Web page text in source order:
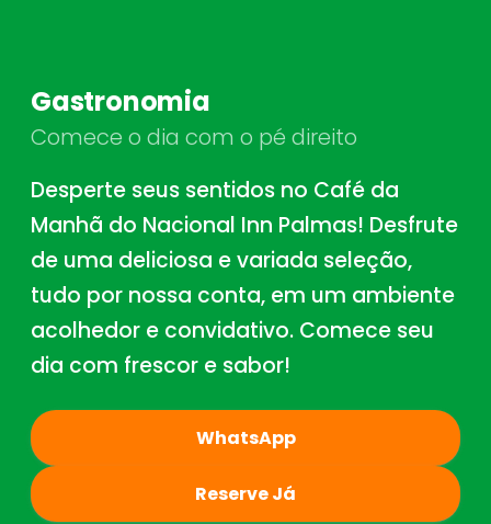
Gastronomia
Comece o dia com o pé direito
Desperte seus sentidos no Café da
Manhã do Nacional Inn Palmas! Desfrute
de uma deliciosa e variada seleção,
tudo por nossa conta, em um ambiente
acolhedor e convidativo. Comece seu
dia com frescor e sabor!
WhatsApp
Reserve Já